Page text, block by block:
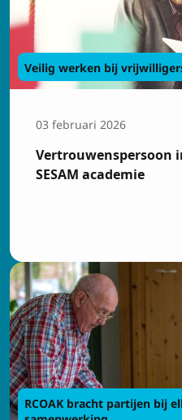
Veilig werken bij
03 februari 2026
Vertrouwenspersoon
SESAM academie
RCOAK bracht partijen bij